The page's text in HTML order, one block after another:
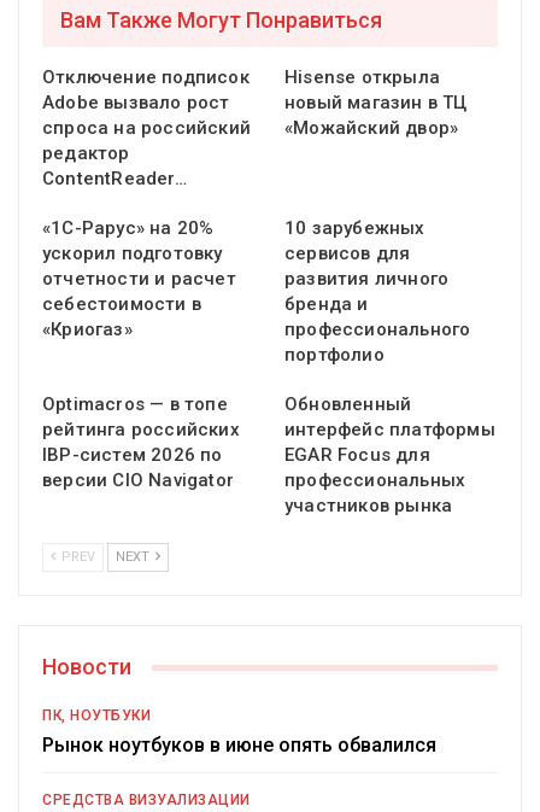
Вам Также Могут Понравиться
Отключение подписок
Adobe вызвало рост
спроса на российский
редактор
ContentReader…
Hisense открыла
новый магазин в ТЦ
«Можайский двор»
«1С-Рарус» на 20%
ускорил подготовку
отчетности и расчет
себестоимости в
«Криогаз»
10 зарубежных
сервисов для
развития личного
бренда и
профессионального
портфолио
Optimacros — в топе
рейтинга российских
IBP-систем 2026 по
версии CIO Navigator
Обновленный
интерфейс платформы
EGAR Focus для
профессиональных
участников рынка
PREV NEXT
Новости
ПК, НОУТБУКИ
Рынок ноутбуков в июне опять обвалился
СРЕДСТВА ВИЗУАЛИЗАЦИИ